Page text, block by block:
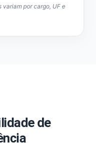
variam por cargo, UF e
de